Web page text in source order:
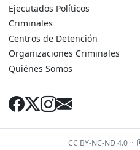
Ejecutados Políticos
Criminales
Centros de Detención
Organizaciones Criminales
Quiénes Somos
CC BY-NC-ND 4.0 ·